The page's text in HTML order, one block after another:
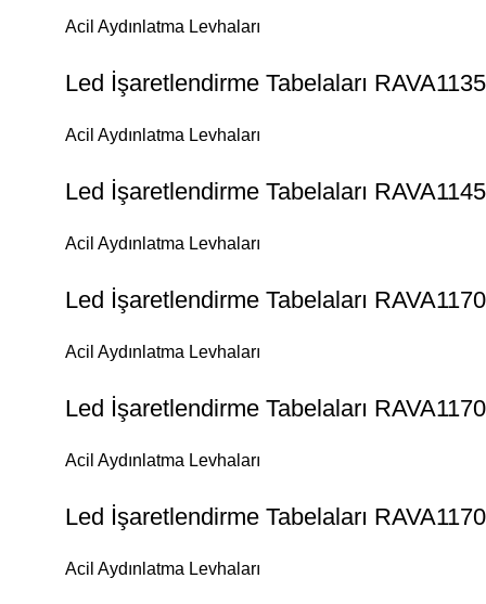
Acil Aydınlatma Levhaları
Led İşaretlendirme Tabelaları
Acil Aydınlatma Levhaları
Led İşaretlendirme Tabelaları
Acil Aydınlatma Levhaları
Led İşaretlendirme Tabelaları
Acil Aydınlatma Levhaları
Led İşaretlendirme Tabelaları
Acil Aydınlatma Levhaları
Led İşaretlendirme Tabelaları
Acil Aydınlatma Levhaları